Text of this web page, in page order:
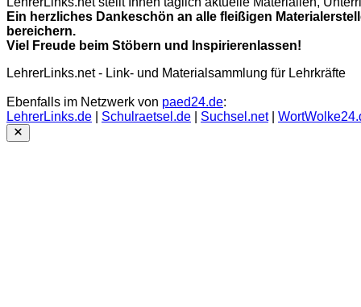
Ein herzliches Dankeschön an alle fleißigen
bereichern.
Viel Freude beim Stöbern und Inspirierenlassen!
LehrerLinks.net - Link- und Materialsammlung für Lehrkräfte
Ebenfalls im Netzwerk von paed24.de:
LehrerLinks.de
Schulraetsel.de Suchsel.net|
Close